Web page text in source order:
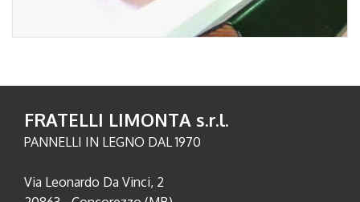
FRATELLI LIMONTA s.r.l.
PANNELLI IN LEGNO DAL 1970
Via Leonardo Da Vinci, 2